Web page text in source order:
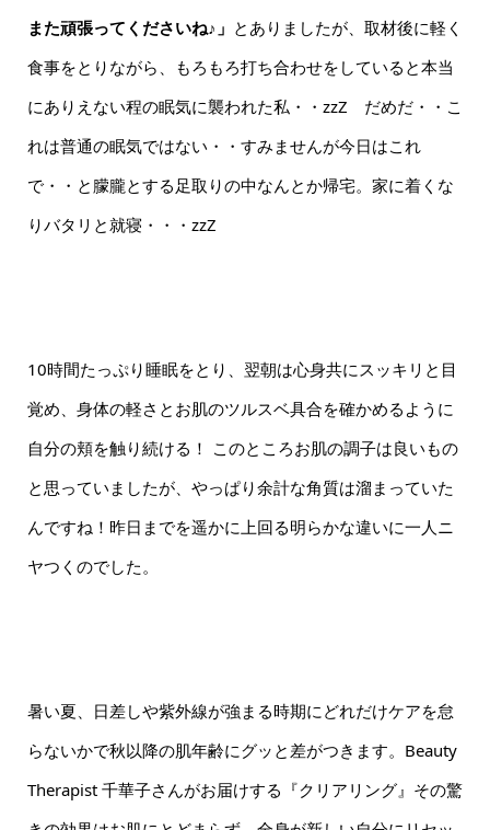
また頑張ってくださいね♪」 とありましたが、取材後に軽く
食事をとりながら、もろもろ打ち合わせをしていると本当
にありえない程の眠気に襲われた私・・zzZ だめだ・・こ
れは普通の眠気ではない・・すみませんが今日はこれ
で・・と朦朧とする足取りの中なんとか帰宅。家に着くな
りバタリと就寝・・・zzZ
10時間たっぷり睡眠をとり、翌朝は心身共にスッキリと目
覚め、身体の軽さとお肌のツルスベ具合を確かめるように
自分の頬を触り続ける！ このところお肌の調子は良いもの
と思っていましたが、やっぱり余計な角質は溜まっていた
んですね！昨日までを遥かに上回る明らかな違いに一人ニ
ヤつくのでした。
暑い夏、日差しや紫外線が強まる時期にどれだけケアを怠
らないかで秋以降の肌年齢にグッと差がつきます。Beauty
Therapist 千華子さんがお届けする『クリアリング』その驚